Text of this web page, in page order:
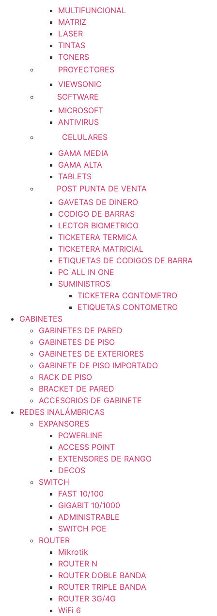
MULTIFUNCIONAL
MATRIZ
LASER
TINTAS
TONERS
PROYECTORES
VIEWSONIC
SOFTWARE
MICROSOFT
ANTIVIRUS
CELULARES
GAMA MEDIA
GAMA ALTA
TABLETS
POST PUNTA DE VENTA
GAVETAS DE DINERO
CODIGO DE BARRAS
LECTOR BIOMETRICO
TICKETERA TERMICA
TICKETERA MATRICIAL
ETIQUETAS DE CODIGOS DE BARRA
PC ALL IN ONE
SUMINISTROS
TICKETERA CONTOMETRO
ETIQUETAS CONTOMETRO
GABINETES
GABINETES DE PARED
GABINETES DE PISO
GABINETES DE EXTERIORES
GABINETE DE PISO IMPORTADO
RACK DE PISO
BRACKET DE PARED
ACCESORIOS DE GABINETE
REDES INALÁMBRICAS
EXPANSORES
POWERLINE
ACCESS POINT
EXTENSORES DE RANGO
DECOS
SWITCH
FAST 10/100
GIGABIT 10/1000
ADMINISTRABLE
SWITCH POE
ROUTER
Mikrotik
ROUTER N
ROUTER DOBLE BANDA
ROUTER TRIPLE BANDA
ROUTER 3G/4G
WiFi 6